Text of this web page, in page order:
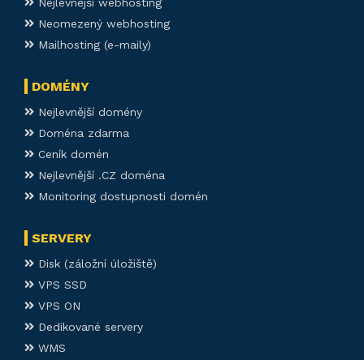
Neomezený webhosting
Mailhosting (e-maily)
DOMÉNY
Nejlevnější domény
Doména zdarma
Ceník domén
Nejlevnější .CZ doména
Monitoring dostupnosti domén
SERVERY
Disk (záložní úložiště)
VPS SSD
VPS ON
Dedikované servery
WMS